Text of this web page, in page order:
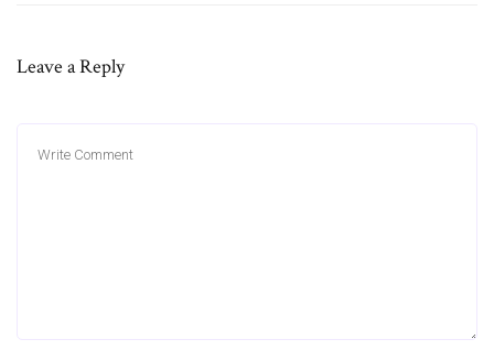
Leave a Reply